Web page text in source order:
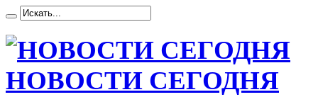
НОВОСТИ СЕГОДНЯ